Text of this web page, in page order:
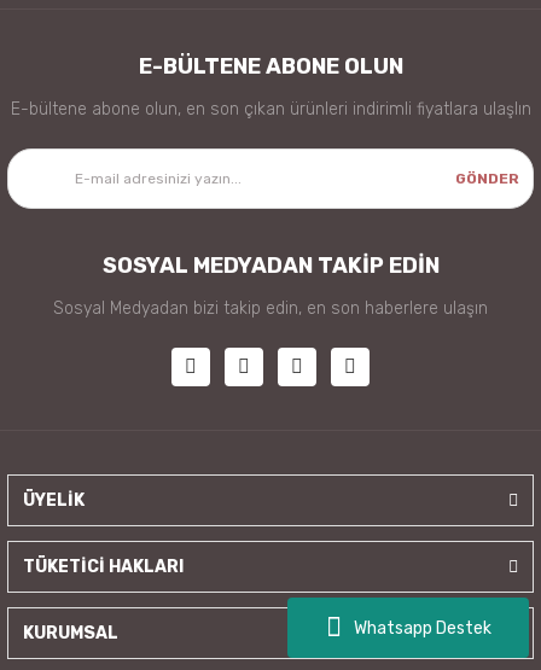
Whatsapp Destek
E-BÜLTENE ABONE OLUN
E-bültene abone olun, en son çıkan ürünleri indirimli fiyatlara ulaşlın
GÖNDER
SOSYAL MEDYADAN TAKİP EDİN
Sosyal Medyadan bizi takip edin, en son haberlere ulaşın
ÜYELİK
TÜKETİCİ HAKLARI
KURUMSAL